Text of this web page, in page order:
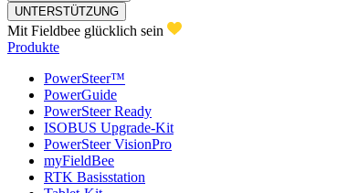
UNTERSTÜTZUNG
Mit Fieldbee glücklich sein
Produkte
PowerSteer™
PowerGuide
PowerSteer Ready
ISOBUS Upgrade-Kit
PowerSteer VisionPro
myFieldBee
RTK Basisstation